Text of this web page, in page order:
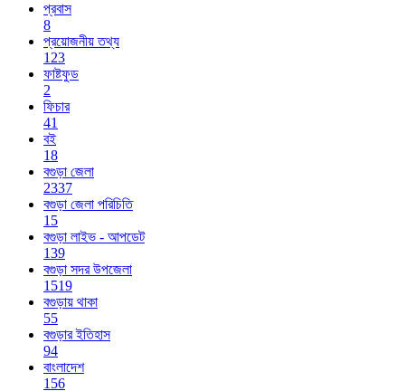
প্রবাস
8
প্রয়োজনীয় তথ্য
123
ফাষ্টফুড
2
ফিচার
41
বই
18
বগুড়া জেলা
2337
বগুড়া জেলা পরিচিতি
15
বগুড়া লাইভ - আপডেট
139
বগুড়া সদর উপজেলা
1519
বগুড়ায় থাকা
55
বগুড়ার ইতিহাস
94
বাংলাদেশ
156